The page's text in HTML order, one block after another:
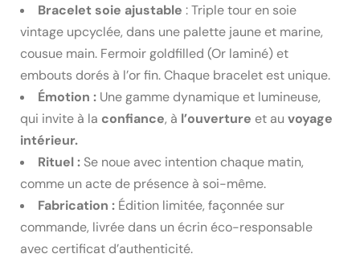
Bracelet soie ajustable : Triple tour en soie
vintage upcyclée, dans une palette jaune et marine,
cousue main. Fermoir goldfilled (Or laminé) et
embouts dorés à l’or fin. Chaque bracelet est unique.
Émotion : Une gamme dynamique et lumineuse,
qui invite à la confiance, à l’ouverture et au voyage
intérieur.
Rituel : Se noue avec intention chaque matin,
comme un acte de présence à soi-même.
Fabrication : Édition limitée, façonnée sur
commande, livrée dans un écrin éco-responsable
avec certificat d’authenticité.